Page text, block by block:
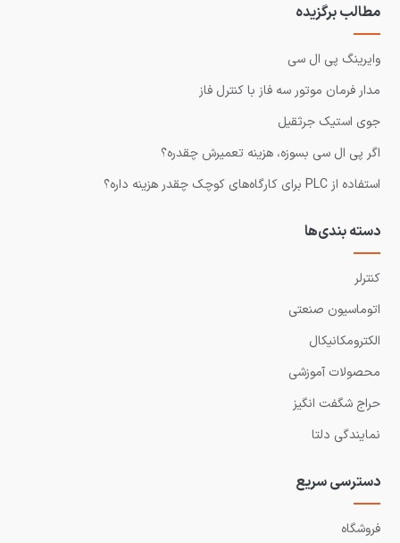
مطالب برگزیده
وایرینگ پی ال سی
مدار فرمان موتور سه فاز با کنترل فاز
جوی استیک جرثقیل
اگر پی ال سی بسوزه، هزینه تعمیرش چقدره؟
استفاده از PLC برای کارگاه‌های کوچک چقدر هزینه داره؟
دسته بندی‌ها
کنترلر
اتوماسیون صنعتی
الکترومکانیکال
محصولات آموزشی
حراج شگفت انگیز
نمایندگی دلتا
دسترسی سریع
فروشگاه